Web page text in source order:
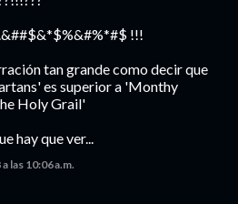
!!!
tan grande como decir que
es superior a 'Monthy
Holy Grail'
hay que ver...
las 10:06 a.m.